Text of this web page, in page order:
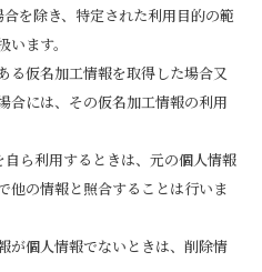
を除き、特定された利用目的の範
ます。
る仮名加工情報を取得した場合又
合には、その仮名加工情報の利用
ら利用するときは、元の個人情報
他の情報と照合することは行いま
が個人情報でないときは、削除情